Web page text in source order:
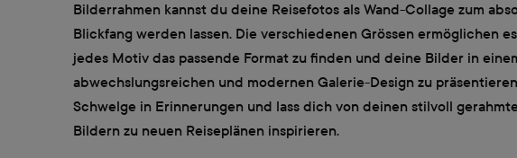
Bilderrahmen kannst du deine Reisefotos als Wand-Collage zum
Blickfang werden lassen. Die verschiedenen Grössen ermöglichen
jedes Motiv das passende Format zu finden und deine Bilder in
abwechslungsreichen und modernen Galerie-Design zu
Schwelge in Erinnerungen und lass dich von deinen stilvoll
Bildern zu neuen Reiseplänen inspirieren.